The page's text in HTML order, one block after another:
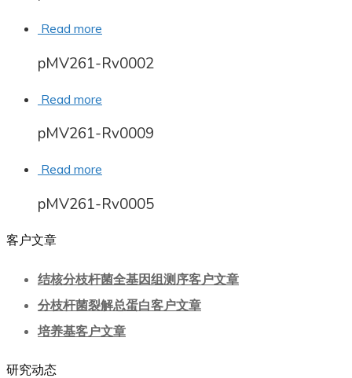
Read more
pMV261-Rv0002
Read more
pMV261-Rv0009
Read more
pMV261-Rv0005
客户文章
结核分枝杆菌全基因组测序客户文章
分枝杆菌裂解总蛋白客户文章
培养基客户文章
研究动态